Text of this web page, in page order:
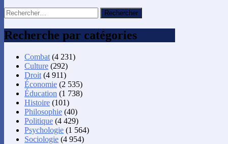
Rechercher :
Recherche par catégories
Combat (4 231)
Culture (292)
Droit (4 911)
Économie (2 535)
Éducation (1 738)
Histoire (101)
Philosophie (40)
Politique (4 429)
Psychologie (1 564)
Sociologie (4 954)